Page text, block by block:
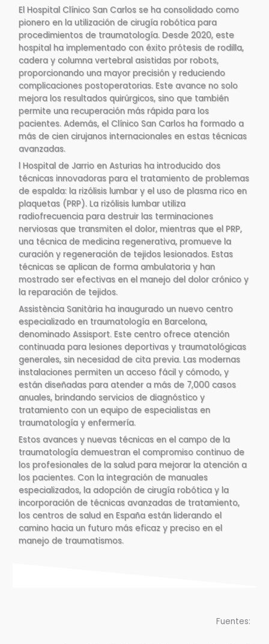
El Hospital Clínico San Carlos se ha consolidado como
pionero en la utilización de cirugía robótica para
procedimientos de traumatología. Desde 2020, este
hospital ha implementado con éxito prótesis de rodilla,
cadera y columna vertebral asistidas por robots,
proporcionando una mayor precisión y reduciendo
complicaciones postoperatorias. Este avance no solo
mejora los resultados quirúrgicos, sino que también
permite una recuperación más rápida para los
pacientes. Además, el Clínico San Carlos ha formado a
más de cien cirujanos internacionales en estas técnicas
avanzadas​.
l Hospital de Jarrio en Asturias ha introducido dos
técnicas innovadoras para el tratamiento de problemas
de espalda: la rizólisis lumbar y el uso de plasma rico en
plaquetas (PRP). La rizólisis lumbar utiliza
radiofrecuencia para destruir las terminaciones
nerviosas que transmiten el dolor, mientras que el PRP,
una técnica de medicina regenerativa, promueve la
curación y regeneración de tejidos lesionados. Estas
técnicas se aplican de forma ambulatoria y han
mostrado ser efectivas en el manejo del dolor crónico y
la reparación de tejidos​.
Assistència Sanitària ha inaugurado un nuevo centro
especializado en traumatología en Barcelona,
denominado Assisport. Este centro ofrece atención
continuada para lesiones deportivas y traumatológicas
generales, sin necesidad de cita previa. Las modernas
instalaciones permiten un acceso fácil y cómodo, y
están diseñadas para atender a más de 7,000 casos
anuales, brindando servicios de diagnóstico y
tratamiento con un equipo de especialistas en
traumatología y enfermería​.
Estos avances y nuevas técnicas en el campo de la
traumatología demuestran el compromiso continuo de
los profesionales de la salud para mejorar la atención a
los pacientes. Con la integración de manuales
especializados, la adopción de cirugía robótica y la
incorporación de técnicas avanzadas de tratamiento,
los centros de salud en España están liderando el
camino hacia un futuro más eficaz y preciso en el
manejo de traumatismos.
Fuentes: